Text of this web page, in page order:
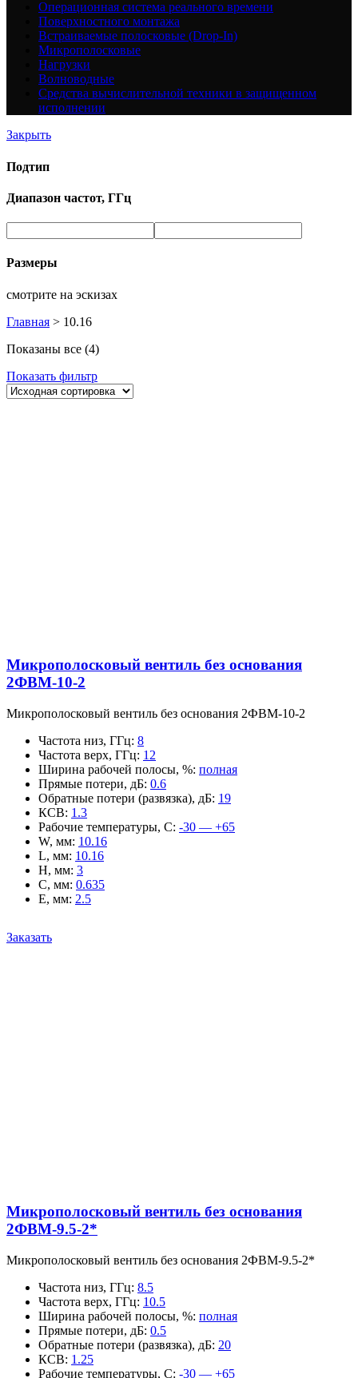
Операционная система реального времени
Поверхностного монтажа
Встраиваемые полосковые (Drop-In)
Микрополосковые
Нагрузки
Волноводные
Средства вычислительной техники в защищенном
исполнении
Закрыть
Подтип
Диапазон частот, ГГц
Размеры
смотрите на эскизах
Главная > 10.16
Показаны все (4)
Показать фильтр
Микрополосковый вентиль без основания
2ФВМ-10-2
Микрополосковый вентиль без основания 2ФВМ-10-2
Частота низ, ГГц: 8
Частота верх, ГГц: 12
Ширина рабочей полосы, %: полная
Прямые потери, дБ: 0.6
Обратные потери (развязка), дБ: 19
КСВ: 1.3
Рабочие температуры, С: -30 — +65
W, мм: 10.16
L, мм: 10.16
H, мм: 3
C, мм: 0.635
E, мм: 2.5
Заказать
Микрополосковый вентиль без основания
2ФВМ-9.5-2*
Микрополосковый вентиль без основания 2ФВМ-9.5-2*
Частота низ, ГГц: 8.5
Частота верх, ГГц: 10.5
Ширина рабочей полосы, %: полная
Прямые потери, дБ: 0.5
Обратные потери (развязка), дБ: 20
КСВ: 1.25
Рабочие температуры, С: -30 — +65